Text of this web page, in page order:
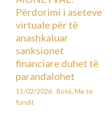
Përdorimi i aseteve
virtuale për të
anashkaluar
sanksionet
financiare duhet të
parandalohet
11/02/2026 Botë,Më të
fundit